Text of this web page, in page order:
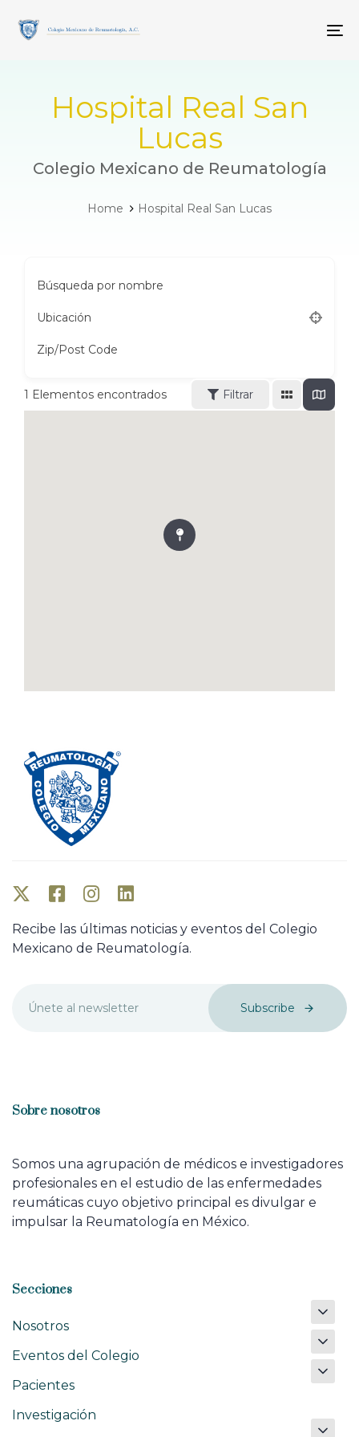
links
primary
Hospital Real San
Lucas
Colegio Mexicano de Reumatología
Home Hospital Real San Lucas
Búsqueda por nombre
Ubicación
Zip/Post Code
1 Elementos encontrados Filtrar
Recibe las últimas noticias y eventos del Colegio
Mexicano de Reumatología.
Subscribe
Sobre nosotros
Somos una agrupación de médicos e investigadores
profesionales en el estudio de las enfermedades
reumáticas cuyo objetivo principal es divulgar e
impulsar la Reumatología en México.
Secciones
Nosotros
Eventos del Colegio
Pacientes
Investigación